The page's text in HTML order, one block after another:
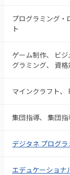
プログラミング・
ト
ゲーム制作 ビ
グラミング
資
マインクラフト
集団指導 集団指
デジタネ プログ
エデュケーショナ